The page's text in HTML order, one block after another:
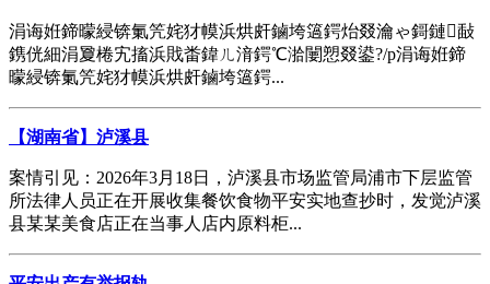
涓诲姙鍗曚綅锛氭笐姹犲幙浜烘皯鏀垮簻鍔炲叕瀹ゃ鎶鏈敮
鎸侊細涓夐棬宄搐浜戝畨鍏ㄦ湇鍔℃湁闄愬叕鍙?/p涓诲姙鍗
曚綅锛氭笐姹犲幙浜烘皯鏀垮簻鍔...
【湖南省】泸溪县
案情引见：2026年3月18日，泸溪县市场监管局浦市下层监管
所法律人员正在开展收集餐饮食物平安实地查抄时，发觉泸溪
县某某美食店正在当事人店内原料柜...